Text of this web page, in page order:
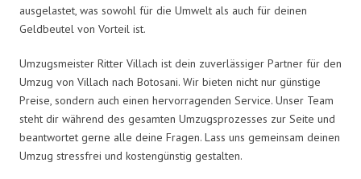
ausgelastet, was sowohl für die Umwelt als auch für deinen
Geldbeutel von Vorteil ist.
Umzugsmeister Ritter Villach ist dein zuverlässiger Partner für den
Umzug von Villach nach Botosani. Wir bieten nicht nur günstige
Preise, sondern auch einen hervorragenden Service. Unser Team
steht dir während des gesamten Umzugsprozesses zur Seite und
beantwortet gerne alle deine Fragen. Lass uns gemeinsam deinen
Umzug stressfrei und kostengünstig gestalten.